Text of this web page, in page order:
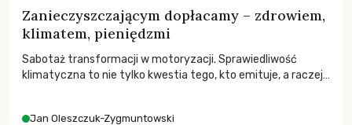
Zanieczyszczającym dopłacamy – zdrowiem,
klimatem, pieniędzmi
Sabotaż transformacji w motoryzacji. Sprawiedliwość
klimatyczna to nie tylko kwestia tego, kto emituje, a raczej
Jan Oleszczuk-Zygmuntowski